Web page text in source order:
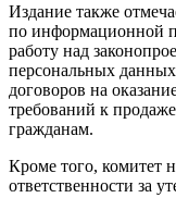
Издание также
по информационной
работу над
персональных
договоров на
требований к
гражданам.
Кроме того, комитет
ответственности за